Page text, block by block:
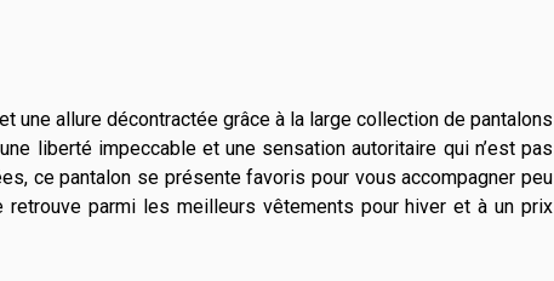
une allure décontractée grâce à la large collection de pantalons
liberté impeccable et une sensation autoritaire qui n’est pas
ce pantalon se présente favoris pour vous accompagner peu
parmi les meilleurs vêtements pour hiver et à un prix